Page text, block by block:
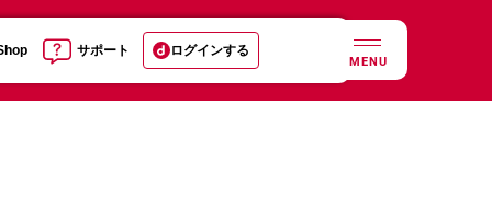
サポート ログインする
MENU